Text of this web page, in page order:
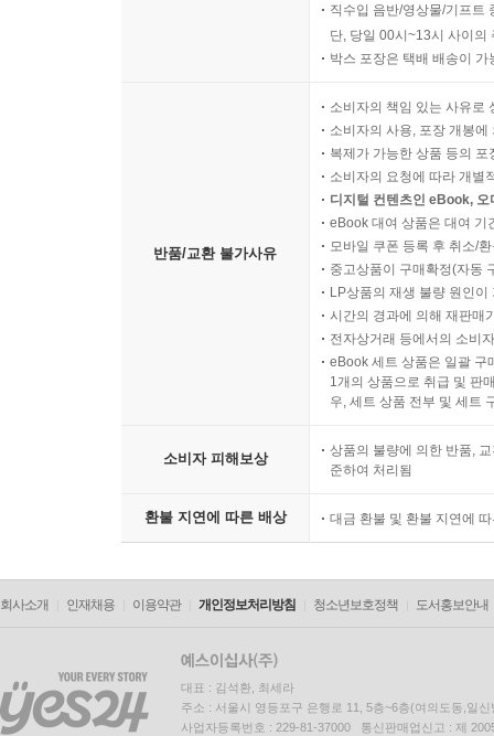
직수입 음반/영상물/기프트
단, 당일 00시~13시 사이의
박스 포장은 택배 배송이
반품/교환 불가사유
소비자의 책임 있는 사유로
소비자의 사용, 포장 개봉
복제가 가능한 상품 등의
소비자의 요청에 따라 개별
디지털 컨텐츠인 eBook,
eBook 대여 상품은 대여 기
모바일 쿠폰 등록 후 취소/
중고상품이 구매확정(자동
LP상품의 재생 불량 원인
시간의 경과에 의해 재판매
전자상거래 등에서의 소비
eBook 세트 상품은 일괄 구
1개의 상품으로 취급 및 판
우, 세트 상품 전부 및 세트
소비자 피해보상
상품의 불량에 의한 반품,
준하여 처리됨
환불 지연에 따른 배상 대금 환불 및 환불 지연에
회사소개 인재채용 이용약관 개인정보처리방침 청소년보호정책 도서홍보안내
대표 : 김석환, 최세라
주소 : 서울시 영등포구 은행로 11, 5층~6층(여의도동,일신
사업자등록번호 : 229-81-37000 통신판매업신고 : 제